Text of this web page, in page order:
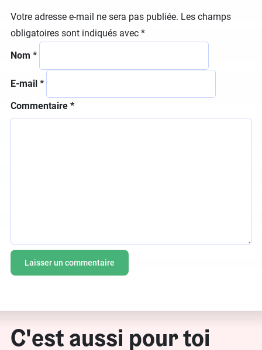
Votre adresse e-mail ne sera pas publiée. Les champs
obligatoires sont indiqués avec *
Commentaire *
Nom *
E-mail *
C'est aussi pour toi